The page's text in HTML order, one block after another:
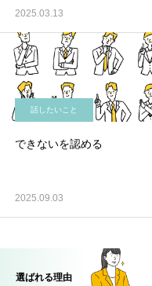
2025.03.13
話したいこと
できないを認める
2025.09.03
選ばれる理由